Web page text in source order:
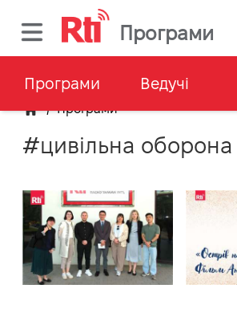
Програми
Програми Ведучі
/Програми
#цивільна оборона